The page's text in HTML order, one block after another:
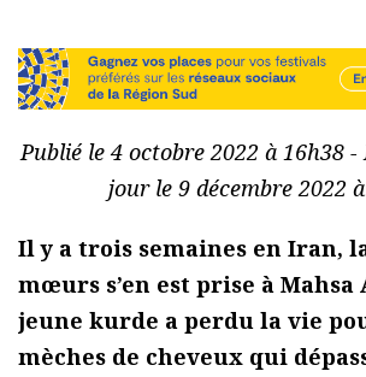
Publié le 4 octobre 2022 à 16h38
jour le 9 décembre 2022
Il y a trois semaines en Iran,
mœurs s’en est prise à
jeune kurde a perdu la vie
mèches de cheveux qui